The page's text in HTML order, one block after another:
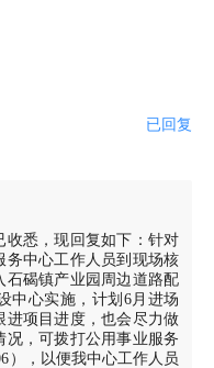
已回复
收悉，现回复如下：针对
务中心工作人员到现场核
石碣镇产业园周边道路配
中心实施，计划6月进场
进项目进度，也会尽力做
况，可拨打公用事业服务
），以便我中心工作人员